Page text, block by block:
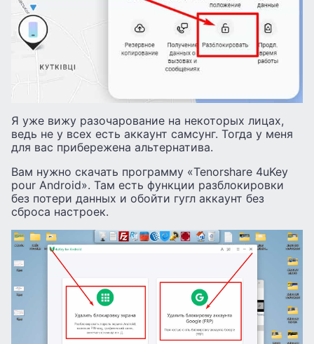
Я уже вижу разочарование на некоторых лицах,
ведь не у всех есть аккаунт самсунг. Тогда у меня
для вас прибережена альтернатива.
Вам нужно скачать программу «Tenorshare 4uKey
pour Android». Там есть функции разблокировки
без потери данных и обойти гугл аккаунт без
сброса настроек.